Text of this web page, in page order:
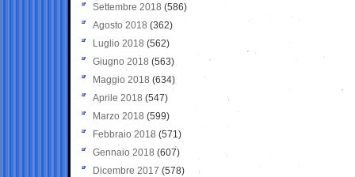
Settembre 2018 (586)
Agosto 2018 (362)
Luglio 2018 (562)
Giugno 2018 (563)
Maggio 2018 (634)
Aprile 2018 (547)
Marzo 2018 (599)
Febbraio 2018 (571)
Gennaio 2018 (607)
Dicembre 2017 (578)